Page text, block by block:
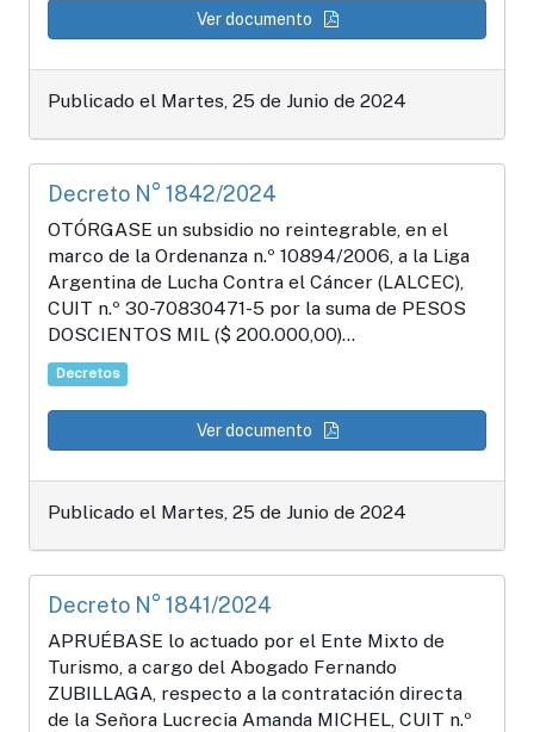
Ver documento
Publicado el Martes, 25 de Junio de 2024
Decreto N° 1842/2024
OTÓRGASE un subsidio no reintegrable, en el
marco de la Ordenanza n.º 10894/2006, a la Liga
Argentina de Lucha Contra el Cáncer (LALCEC),
CUIT n.º 30-70830471-5 por la suma de PESOS
DOSCIENTOS MIL ($ 200.000,00)...
Decretos
Ver documento
Publicado el Martes, 25 de Junio de 2024
Decreto N° 1841/2024
APRUÉBASE lo actuado por el Ente Mixto de
Turismo, a cargo del Abogado Fernando
ZUBILLAGA, respecto a la contratación directa
de la Señora Lucrecia Amanda MICHEL, CUIT n.º